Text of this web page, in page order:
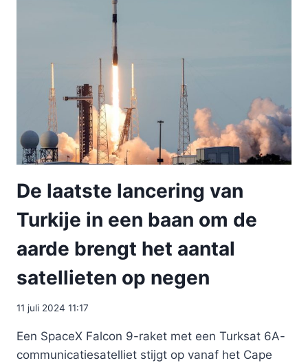
De laatste lancering van
Turkije in een baan om de
aarde brengt het aantal
satellieten op negen
11 juli 2024 11:17
Een SpaceX Falcon 9-raket met een Turksat 6A-
communicatiesatelliet stijgt op vanaf het Cape